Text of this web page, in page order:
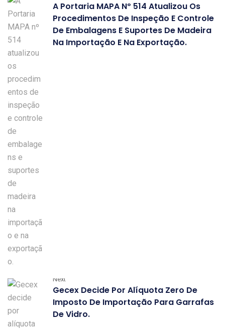
A Portaria MAPA Nº 514 Atualizou Os
Procedimentos De Inspeção E Controle
De Embalagens E Suportes De Madeira
Na Importação E Na Exportação.
Next
Gecex Decide Por Alíquota Zero De
Imposto De Importação Para Garrafas
De Vidro.